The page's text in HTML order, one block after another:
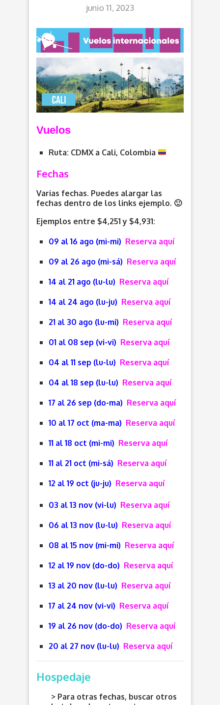
junio 11, 2023
Vuelos
Ruta: CDMX a Cali, Colombia
Fechas
Varias fechas. Puedes alargar las
fechas dentro de los links ejemplo. 🙂
Ejemplos entre $4,251 y $4,931:
09 al 16 ago (mi-mi) Reserva aquí
09 al 26 ago (mi-sá) Reserva aquí
14 al 21 ago (lu-lu) Reserva aquí
14 al 24 ago (lu-ju) Reserva aquí
21 al 30 ago (lu-mi) Reserva aquí
01 al 08 sep (vi-vi) Reserva aquí
04 al 11 sep (lu-lu) Reserva aquí
04 al 18 sep (lu-lu) Reserva aquí
17 al 26 sep (do-ma) Reserva aquí
10 al 17 oct (ma-ma) Reserva aquí
11 al 18 oct (mi-mi) Reserva aquí
11 al 21 oct (mi-sá) Reserva aquí
12 al 19 oct (ju-ju) Reserva aquí
03 al 13 nov (vi-lu) Reserva aquí
06 al 13 nov (lu-lu) Reserva aquí
08 al 15 nov (mi-mi) Reserva aquí
12 al 19 nov (do-do) Reserva aquí
13 al 20 nov (lu-lu) Reserva aquí
17 al 24 nov (vi-vi) Reserva aquí
19 al 26 nov (do-do) Reserva aquí
20 al 27 nov (lu-lu) Reserva aquí
Hospedaje
> Para otras fechas, buscar otros